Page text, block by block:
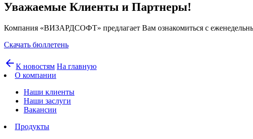
Уважаемые Клиенты и Партнеры!
Компания «ВИЗАРДСОФТ» предлагает Вам ознакомиться с
Скачать бюллетень
arrow_back К новостям На главную
О компании
Наши клиенты
Наши заслуги
Вакансии
Продукты